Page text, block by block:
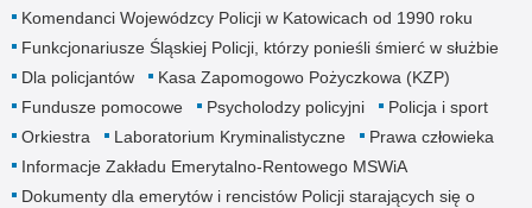
Komendanci Wojewódzcy Policji w Katowicach od 1990 roku
Funkcjonariusze Śląskiej Policji, którzy ponieśli śmierć w służbie
Dla policjantów
Kasa Zapomogowo Pożyczkowa (KZP)
Fundusze pomocowe
Psycholodzy policyjni
Policja i sport
Orkiestra
Laboratorium Kryminalistyczne
Prawa człowieka
Informacje Zakładu Emerytalno-Rentowego MSWiA
Dokumenty dla emerytów i rencistów Policji starających się o